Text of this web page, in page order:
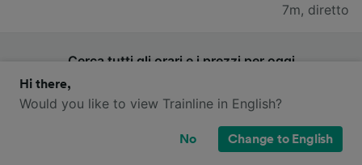
7m, diretto
Cerca tutti gli orari e i prezzi per oggi
Hi there,
Would you like to view Trainline in English?
No Change to English